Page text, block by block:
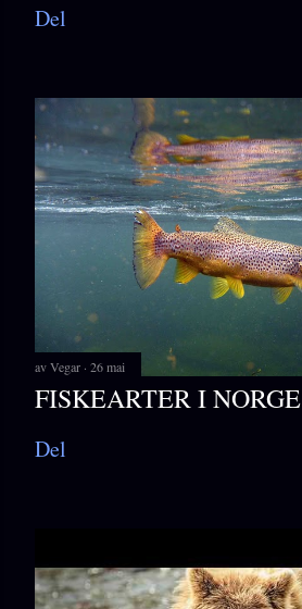
Del
avVegar 26 mai
FISKEARTER I NORGE
Del